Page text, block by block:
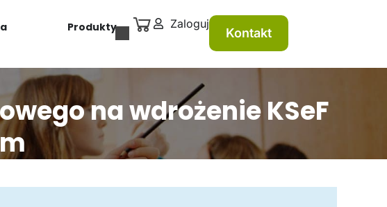
Produkty Zaloguj
Kontakt
na wdrożenie KSeF